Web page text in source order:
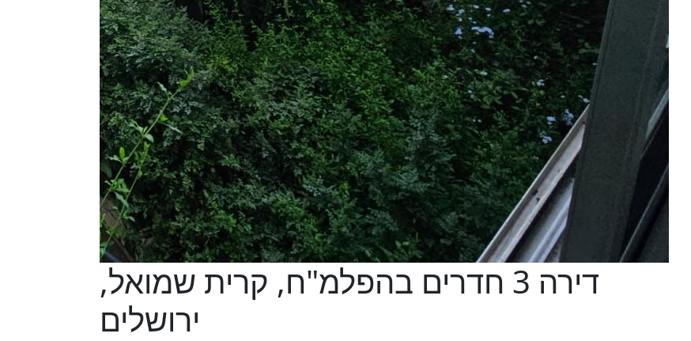
דירה 3 חדרים בהפלמ"ח, קרית שמואל,
ירושלים